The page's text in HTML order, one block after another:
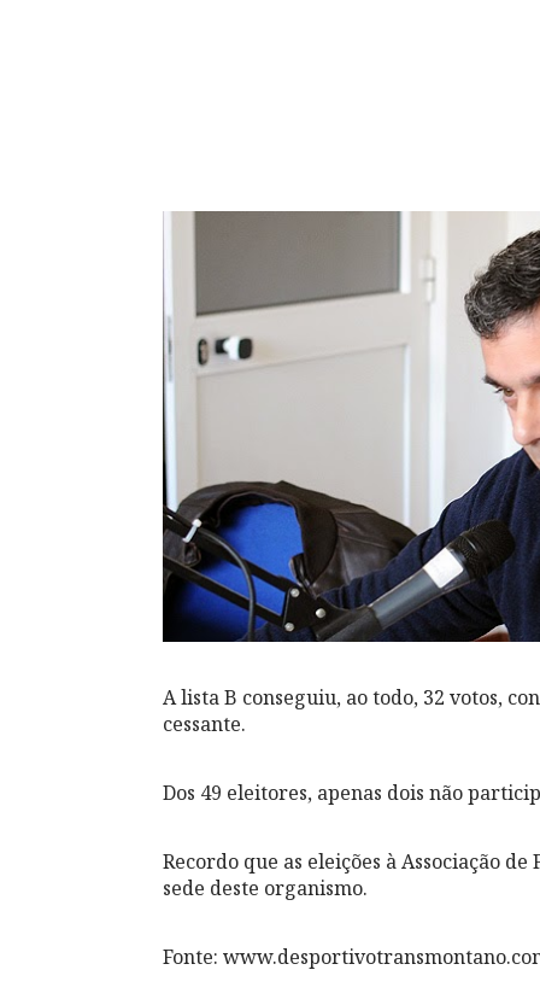
A lista B conseguiu, ao todo, 32 votos,
cessante.
Dos 49 eleitores, apenas dois não
Recordo que as eleições à Associação
sede deste organismo.
Fonte: